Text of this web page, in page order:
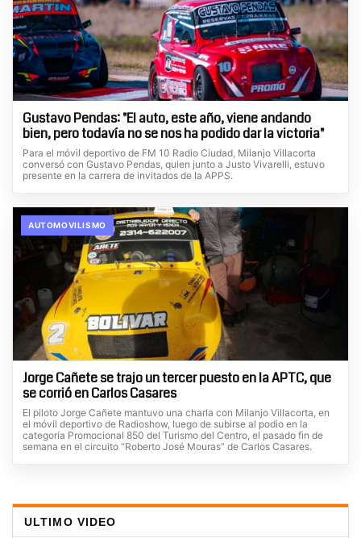
Gustavo Pendas: "El auto, este año, viene andando
bien, pero todavía no se nos ha podido dar la victoria"
Para el móvil deportivo de FM 10 Radio Ciudad, Milanjo Villacorta
conversó con Gustavo Pendas, quien junto a Justo Vivarelli, estuvo
presente en la carrera de invitados de la APPS.
AUTOMOVILISMO
Jorge Cañete se trajo un tercer puesto en la APTC, que
se corrió en Carlos Casares
El piloto Jorge Cañete mantuvo una charla con Milanjo Villacorta, en
el móvil deportivo de Radioshow, luego de subirse al podio en la
categoría Promocional 850 del Turismo del Centro, el pasado fin de
semana en el circuito “Roberto José Mouras” de Carlos Casares.
ULTIMO VIDEO